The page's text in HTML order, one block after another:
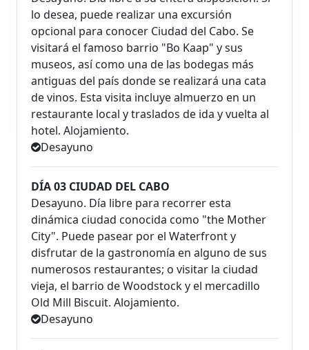
lo desea, puede realizar una excursión
opcional para conocer Ciudad del Cabo. Se
visitará el famoso barrio "Bo Kaap" y sus
museos, así como una de las bodegas más
antiguas del país donde se realizará una cata
de vinos. Esta visita incluye almuerzo en un
restaurante local y traslados de ida y vuelta al
hotel. Alojamiento.
Desayuno
DÍA 03 CIUDAD DEL CABO
Desayuno. Día libre para recorrer esta
dinámica ciudad conocida como "the Mother
City". Puede pasear por el Waterfront y
disfrutar de la gastronomía en alguno de sus
numerosos restaurantes; o visitar la ciudad
vieja, el barrio de Woodstock y el mercadillo
Old Mill Biscuit. Alojamiento.
Desayuno